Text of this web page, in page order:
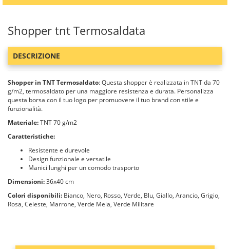
Shopper tnt Termosaldata
DESCRIZIONE
Shopper in TNT Termosaldato: Questa shopper è realizzata in TNT da 70
g/m2, termosaldato per una maggiore resistenza e durata. Personalizza
questa borsa con il tuo logo per promuovere il tuo brand con stile e
funzionalità.
Materiale:TNT 70 g/m2
Caratteristiche:
Resistente e durevole
Design funzionale e versatile
Manici lunghi per un comodo trasporto
Dimensioni:36x40 cm
Colori disponibili: Bianco, Nero, Rosso, Verde, Blu, Giallo, Arancio, Grigio,
Rosa, Celeste, Marrone, Verde Mela, Verde Militare